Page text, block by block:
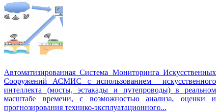
Автоматизированная Система Мониторинга Искусственных
Сооружений АСМИС с использованием искусственного
интеллекта (мосты, эстакады и путепроводы) в реальном
масштабе времени, с возможностью анализа, оценки и
прогнозирования технико-эксплуатационного...